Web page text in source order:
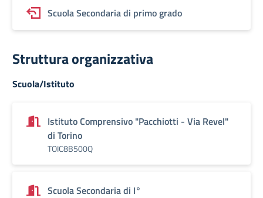
Scuola Secondaria di primo grado
Struttura organizzativa
Scuola/Istituto
Istituto Comprensivo "Pacchiotti - Via Revel"
di Torino
TOIC8B500Q
Scuola Secondaria di I°